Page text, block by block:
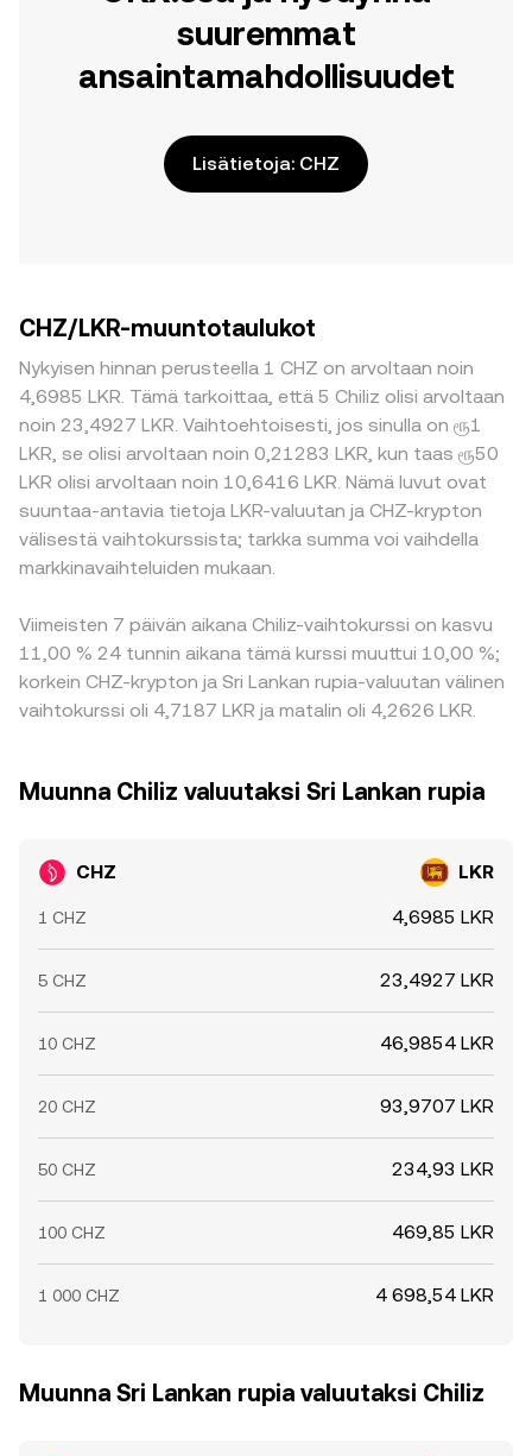
suuremmat
ansaintamahdollisuudet
Lisätietoja: CHZ
CHZ/LKR-muuntotaulukot
Nykyisen hinnan perusteella 1 CHZ on arvoltaan noin
4,6985 LKR. Tämä tarkoittaa, että 5 Chiliz olisi arvoltaan
noin 23,4927 LKR. Vaihtoehtoisesti, jos sinulla on ரூ1
LKR, se olisi arvoltaan noin 0,21283 LKR, kun taas ரூ50
LKR olisi arvoltaan noin 10,6416 LKR. Nämä luvut ovat
suuntaa-antavia tietoja LKR-valuutan ja CHZ-krypton
välisestä vaihtokurssista; tarkka summa voi vaihdella
markkinavaihteluiden mukaan.
Viimeisten 7 päivän aikana Chiliz-vaihtokurssi on kasvu
11,00 % 24 tunnin aikana tämä kurssi muuttui 10,00 %;
korkein CHZ-krypton ja Sri Lankan rupia-valuutan välinen
vaihtokurssi oli 4,7187 LKR ja matalin oli 4,2626 LKR.
Muunna Chiliz valuutaksi Sri Lankan rupia
CHZ LKR
1 CHZ 4,6985 LKR
5 CHZ 23,4927 LKR
10 CHZ 46,9854 LKR
20 CHZ 93,9707 LKR
50 CHZ 234,93 LKR
100 CHZ 469,85 LKR
1 000 CHZ 4 698,54 LKR
Muunna Sri Lankan rupia valuutaksi Chiliz